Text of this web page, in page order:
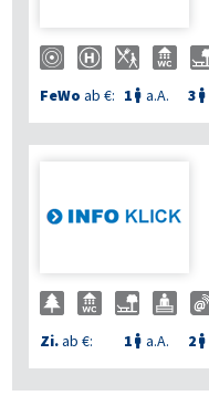
FeWo ab €: 1  a.A. 3 
Zi.ab €: 1  a.A. 2 